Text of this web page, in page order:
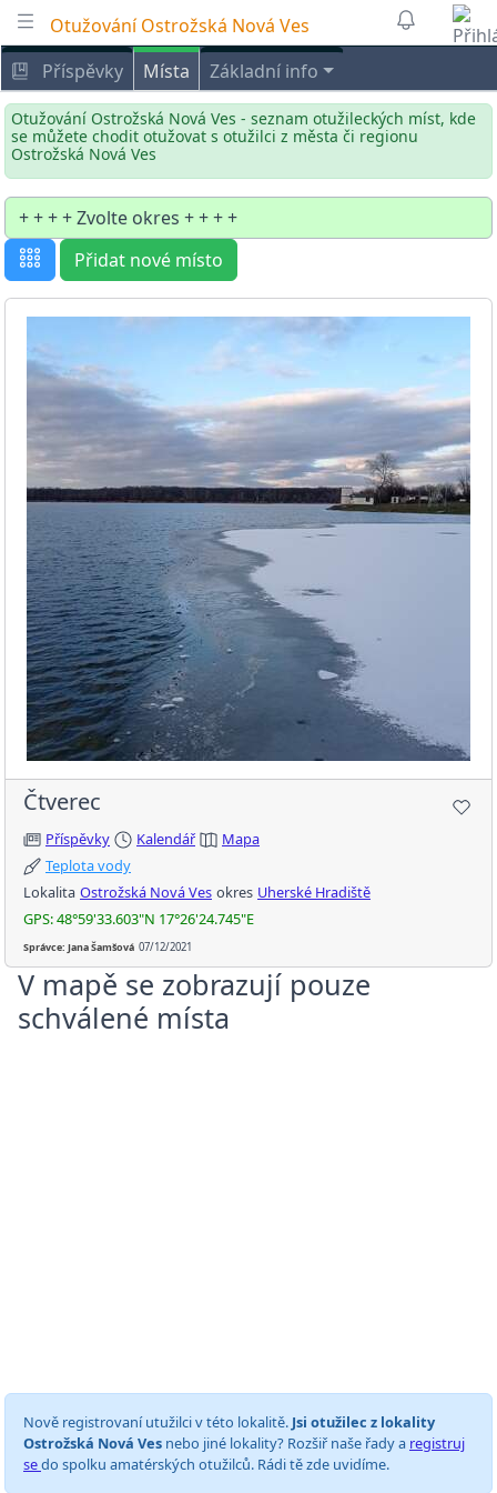
Otužování Ostrožská Nová Ves
Příspěvky
Místa Základní info
Otužování Ostrožská Nová Ves - seznam otužileckých míst, kde
se můžete chodit otužovat s otužilci z města či regionu
Ostrožská Nová Ves
Přidat nové místo
Čtverec
Příspěvky Kalendář
Mapa
Teplota vody
Lokalita Ostrožská Nová Ves okres Uherské Hradiště
GPS: 48°59'33.603"N 17°26'24.745"E
Správce: Jana Šamšová 07/12/2021
V mapě se zobrazují pouze
schválené místa
Nově registrovaní utužilci v této lokalitě. Jsi otužilec z lokality
Ostrožská Nová Ves nebo jiné lokality? Rozšiř naše řady a registruj
sedo spolku amatérských otužilců. Rádi tě zde uvidíme.